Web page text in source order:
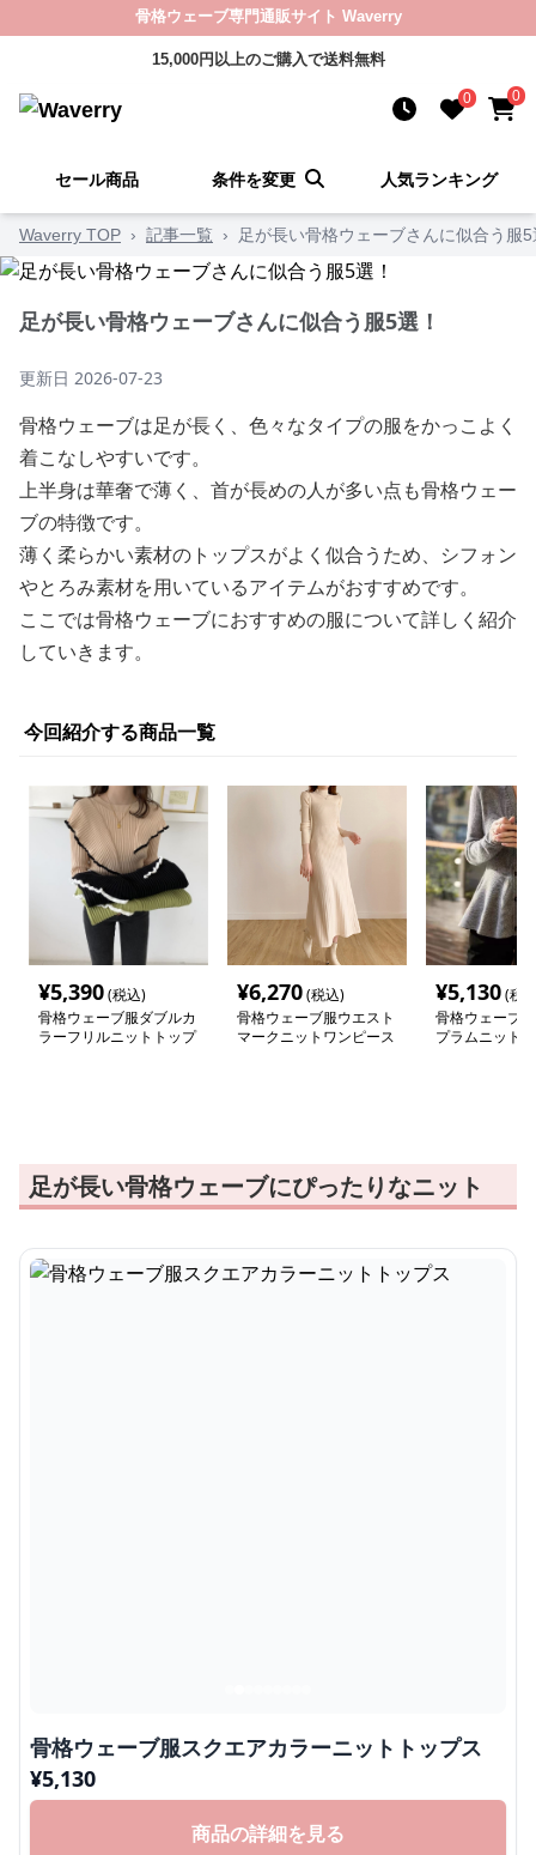
骨格ウェーブ専門通販サイト Waverry
15,000円以上のご購入で送料無料
0 0
セール商品 条件を変更 人気ランキング
Waverry TOP › 記事一覧 › 足が長い骨格ウェーブさんに似合う服
足が長い骨格ウェーブさんに似合う服5選！
更新日 2026-07-23
骨格ウェーブは足が長く、色々なタイプの服をかっこよく
着こなしやすいです。
上半身は華奢で薄く、首が長めの人が多い点も骨格ウェー
ブの特徴です。
薄く柔らかい素材のトップスがよく似合うため、シフォン
やとろみ素材を用いているアイテムがおすすめです。
ここでは骨格ウェーブにおすすめの服について詳しく紹介
していきます。
今回紹介する商品一覧
¥5,390(税込)
骨格ウェーブ服ダブルカ
ラーフリルニットトップ
¥6,270(税込)
骨格ウェーブ服ウエスト
マークニットワンピース
¥5,130(税
骨格ウェーブV
プラムニット
足が長い骨格ウェーブにぴったりなニット
骨格ウェーブ服スクエアカラーニットトップス
¥5,130
商品の詳細を見る